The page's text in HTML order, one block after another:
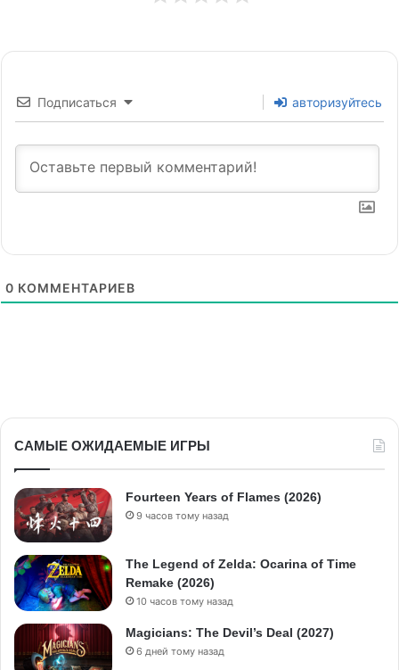
Подписаться авторизуйтесь
0 КОММЕНТАРИЕВ
САМЫЕ ОЖИДАЕМЫЕ ИГРЫ
Fourteen Years of Flames (2026)
9 часов тому назад
The Legend of Zelda: Ocarina of Time
Remake (2026)
10 часов тому назад
Magicians: The Devil’s Deal (2027)
6 дней тому назад